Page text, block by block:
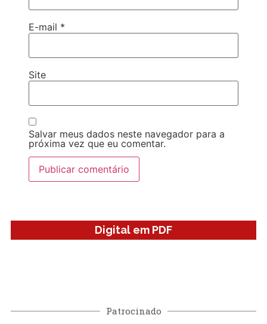
E-mail *
Site
Salvar meus dados neste navegador para a
próxima vez que eu comentar.
Digital em PDF
Patrocinado